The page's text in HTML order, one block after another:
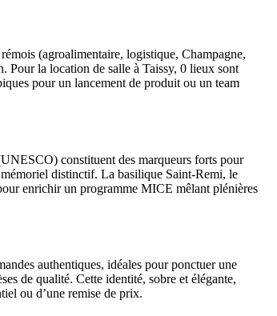
(agroalimentaire, logistique, Champagne,
Pour la location de salle à Taissy, 0 lieux sont
pour un lancement de produit ou un team
constituent des marqueurs forts pour
distinctif. La basilique Saint-Remi, le
enrichir un programme MICE mêlant plénières
authentiques, idéales pour ponctuer une
de qualité. Cette identité, sobre et élégante,
ou d’une remise de prix.